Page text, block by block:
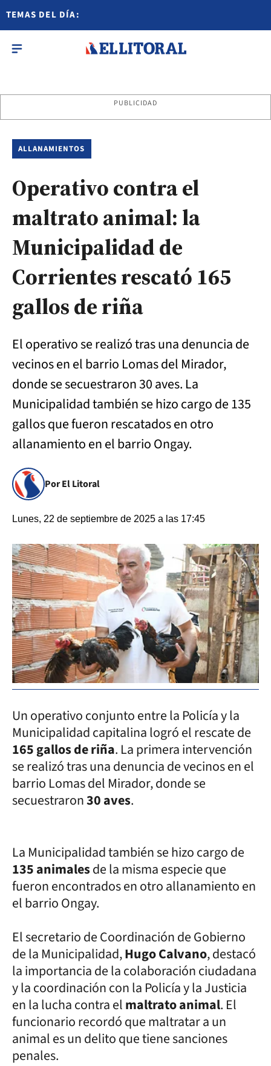
TEMAS DEL DÍA:
PUBLICIDAD
ALLANAMIENTOS
Operativo contra el
maltrato animal: la
Municipalidad de
Corrientes rescató 165
gallos de riña
El operativo se realizó tras una denuncia de
vecinos en el barrio Lomas del Mirador,
donde se secuestraron 30 aves. La
Municipalidad también se hizo cargo de 135
gallos que fueron rescatados en otro
allanamiento en el barrio Ongay.
Por El Litoral
Lunes, 22 de septiembre de 2025 a las 17:45
Un operativo conjunto entre la Policía y la
Municipalidad capitalina logró el rescate de
165 gallos de riña. La primera intervención
se realizó tras una denuncia de vecinos en el
barrio Lomas del Mirador, donde se
secuestraron30 aves.
La Municipalidad también se hizo cargo de
135 animalesde la misma especie que
fueron encontrados en otro allanamiento en
el barrio Ongay.
El secretario de Coordinación de Gobierno
de la Municipalidad,Hugo Calvano, destacó
la importancia de la colaboración ciudadana
y la coordinación con la Policía y la Justicia
en la lucha contra elmaltrato animal. El
funcionario recordó que maltratar a un
animal es un delito que tiene sanciones
penales.